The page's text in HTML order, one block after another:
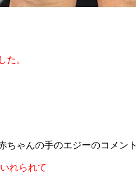
た。
ちゃんの手のエジーのコメント
れられて